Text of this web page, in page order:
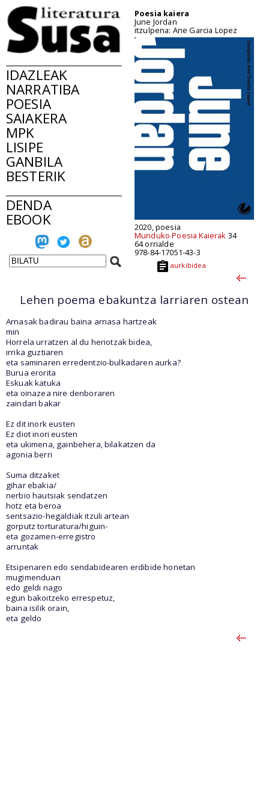
IDAZLEAK
NARRATIBA
POESIA
SAIAKERA
MPK
LISIPE
GANBILA
BESTERIK
DENDA
EBOOK
Poesia kaiera
June Jordan
itzulpena: Ane Garcia Lopez
2020, poesia
Munduko Poesia Kaierak 34
64 orrialde
978-84-17051-43-3
aurkibidea
Lehen poema ebakuntza larriaren ostean
Arnasak badirau baina arnasa hartzeak
min
Horrela urratzen al du heriotzak bidea,
irrika guztiaren
eta saminaren erredentzio-bulkadaren aurka?
Burua erorita
Eskuak katuka
eta oinazea nire denboraren
zaindari bakar
Ez dit inork eusten
Ez diot inori eusten
eta ukimena, gainbehera, bilakatzen da
agonia berri
Suma ditzaket
gihar ebakia/
nerbio hautsiak sendatzen
hotz eta beroa
sentsazio-hegaldiak itzuli artean
gorputz torturatura/higuin-
eta gozamen-erregistro
arruntak
Etsipenaren edo sendabidearen erdibide honetan
mugimenduan
edo geldi nago
egun bakoitzeko errespetuz,
baina isilik orain,
eta geldo